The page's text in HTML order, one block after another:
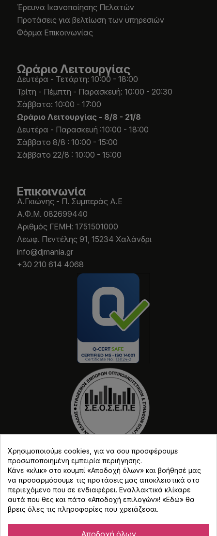
Έρευνα Ικανοποίησης Πελατών
Προτάσεις για βελτίωση των υπηρεσιών
Φόρμα Επικοινωνίας
Ωράριο Λειτουργίας
Δευτέρα - Τετάρτη: 10:00 - 18:00
Τρίτη - Πέμπτη - Παρασκευή: 10:00 - 20:30
Σάββατο: 10:00 - 17:00
Ωράριο Λειτουργίας - 8/8 - 21/8
Δευτέρα - Παρασκευή :10:00 - 18:00
Σάββατο 8/8 : 10:00 - 15:00
Σάββατο 22/8 : 10:00 - 15:00
Επικοινωνία
Α.Γκιώνης - Π. Συμπεράς Α.Ε
Α.Φ.Μ. 082699440
Aριθμός ΓΕΜΗ: 1751501000
Λεωφ. Πεντέλης 91, 15234 Χαλάνδρι
info@djmania.gr
+30 210 614 4068
Copyright © Djmania 2026 / Οι τιμές περιλαμβάνουν
Χρησιμοποιούμε cookies, για να σου προσφέρουμε
προσωποποιημένη εμπειρία περιήγησης.
Κάνε «κλικ» στο κουμπί «Αποδοχή όλων» και βοήθησέ μας
να προσαρμόσουμε τις προτάσεις μας αποκλειστικά στο
περιεχόμενο που σε ενδιαφέρει. Εναλλακτικά κλίκαρε
αυτά που θες και πάτα «Αποδοχή επιλογών»! «Εδώ» θα
βρεις όλες τις πληροφορίες που χρειάζεσαι.
Αποδοχή όλων